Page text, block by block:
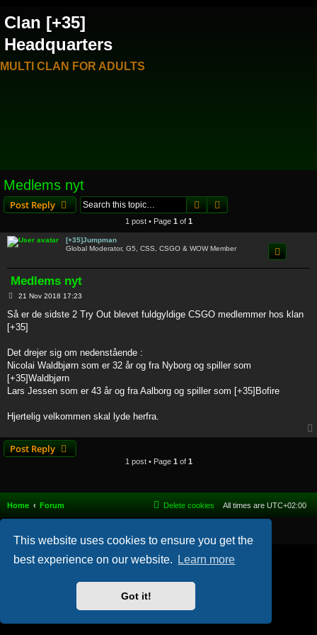
This website uses cookies to ensure you get the
best experience on our website.
Learn more
Got it!
Clan [+35]
Headquarters
MULTI CLAN FOR ADULTS
Medlems nyt
Post Reply SearchAdvanced search
1 post • Page 1 of 1
[+35]Jumpman
Global Moderator, G5, CSS, CSGO & WOW Member
Medlems nyt
P
s
21 Nov 2018 17:23
Så er de sidste 2 Try Out blevet fuldgyldige CSGO medlemmer hos klan
[+35]
Det drejer sig om nedenstående :
Nicolai Waldbjørn som er 32 år og fra Nyborg og spiller som
[+35]Waldbjørn
Lars Jessen som er 43 år og fra Aalborg og spiller som [+35]Bofire
Hjertelig velkommen skal lyde herfra.
Post Reply
1 post • Page 1 of 1
Home Forum All times are UTC+02:00
Delete cookies